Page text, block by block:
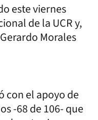
este viernes
de la UCR y,
Morales
con el apoyo de
-68 de 106- que